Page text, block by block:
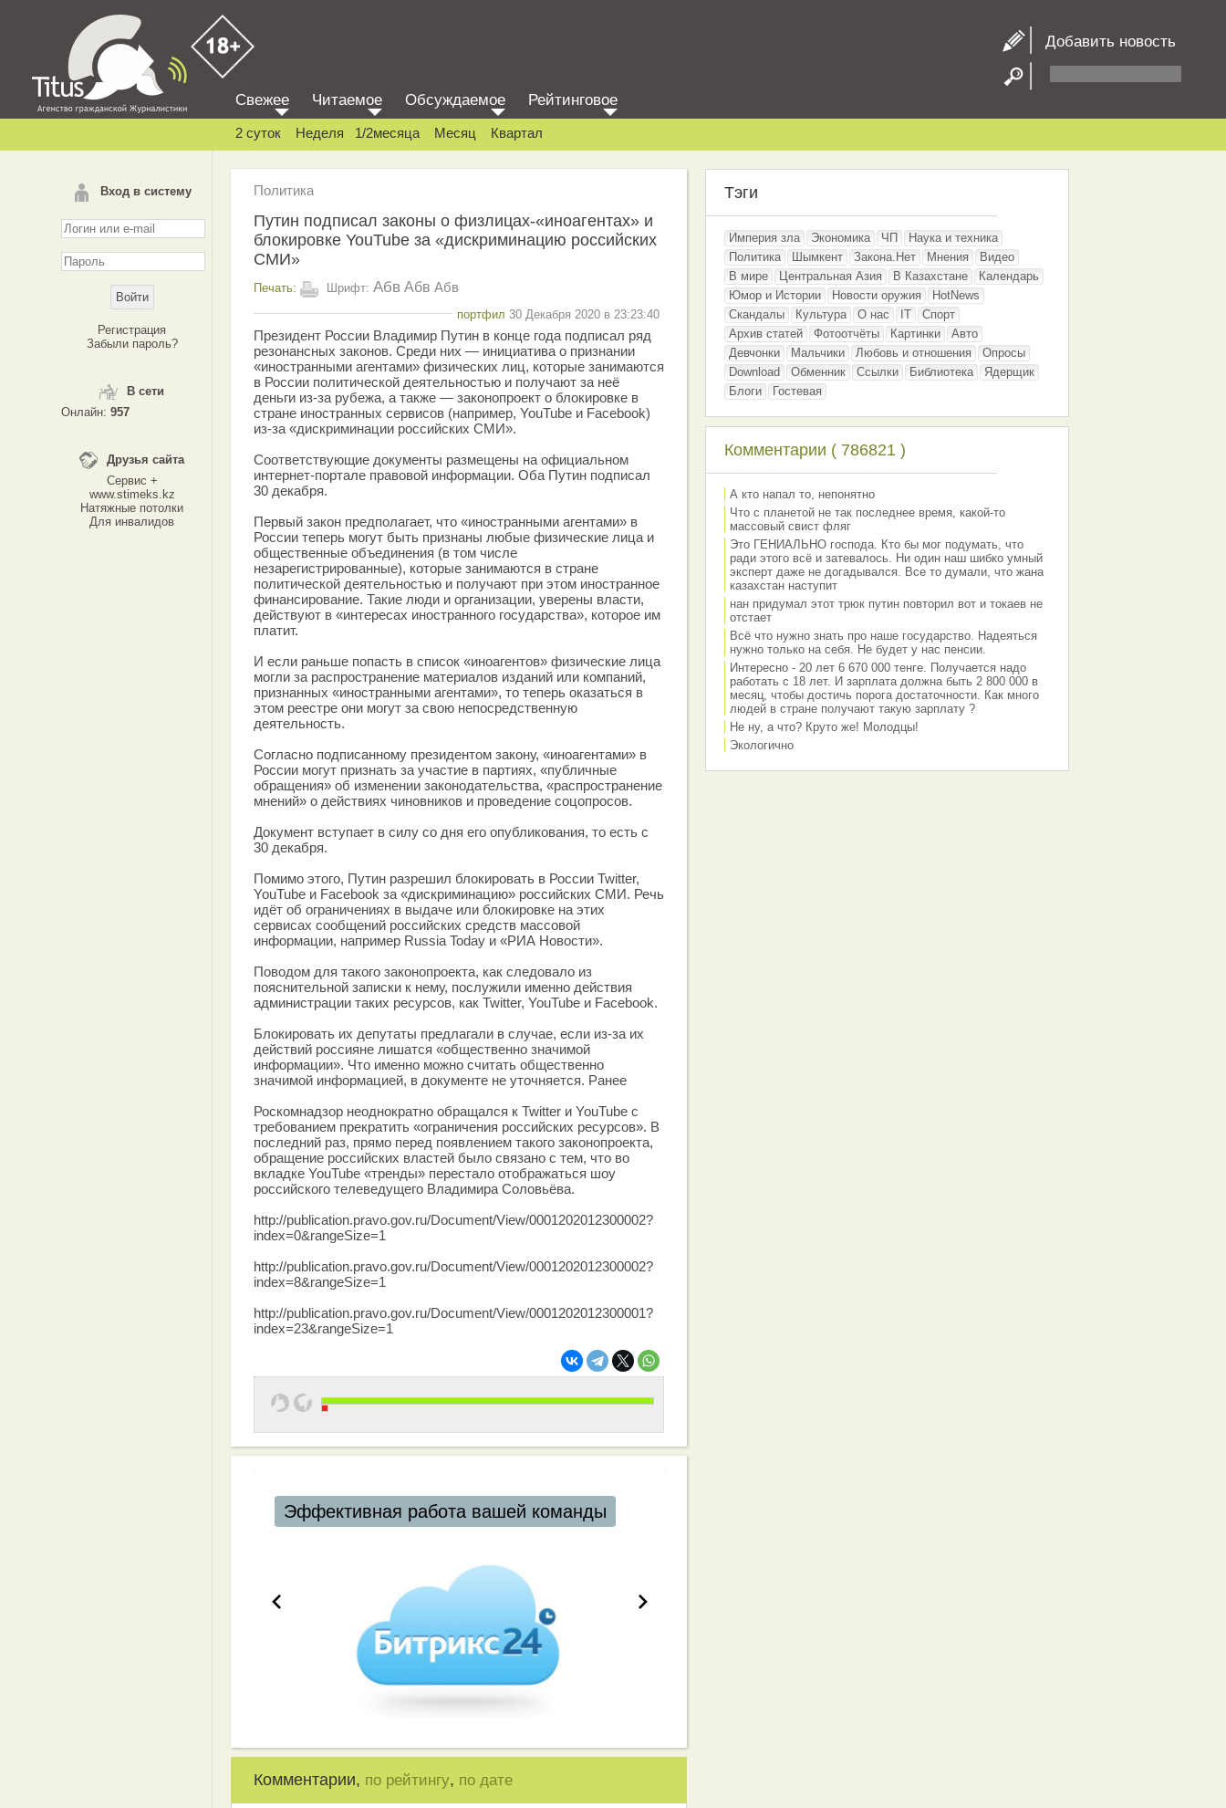
Добавить новость
Вход в систему
Регистрация
Забыли пароль?
В сети
Онлайн: 957
Друзья сайта
Сервис +
www.stimeks.kz
Натяжные потолки
Для инвалидов
Свежее Читаемое Обсуждаемое Рейтинговое
2 суток Неделя 1/2месяца Месяц Квартал
Политика
Путин подписал законы о физлицах-«иноагентах» и
блокировке YouTube за «дискриминацию российских
СМИ»
Печать: Шрифт: Абв Абв Абв
портфил 30 Декабря 2020 в 23:23:40
Президент России Владимир Путин в конце года подписал ряд
резонансных законов. Среди них — инициатива о признании
«иностранными агентами» физических лиц, которые занимаются
в России политической деятельностью и получают за неё
деньги из-за рубежа, а также — законопроект о блокировке в
стране иностранных сервисов (например, YouTube и Facebook)
из-за «дискриминации российских СМИ».
Соответствующие документы размещены на официальном
интернет-портале правовой информации. Оба Путин подписал
30 декабря.
Первый закон предполагает, что «иностранными агентами» в
России теперь могут быть признаны любые физические лица и
общественные объединения (в том числе
незарегистрированные), которые занимаются в стране
политической деятельностью и получают при этом иностранное
финансирование. Такие люди и организации, уверены власти,
действуют в «интересах иностранного государства», которое им
платит.
И если раньше попасть в список «иноагентов» физические лица
могли за распространение материалов изданий или компаний,
признанных «иностранными агентами», то теперь оказаться в
этом реестре они могут за свою непосредственную
деятельность.
Согласно подписанному президентом закону, «иноагентами» в
России могут признать за участие в партиях, «публичные
обращения» об изменении законодательства, «распространение
мнений» о действиях чиновников и проведение соцопросов.
Документ вступает в силу со дня его опубликования, то есть с
30 декабря.
Помимо этого, Путин разрешил блокировать в России Twitter,
YouTube и Facebook за «дискриминацию» российских СМИ. Речь
идёт об ограничениях в выдаче или блокировке на этих
сервисах сообщений российских средств массовой
информации, например Russia Today и «РИА Новости».
Поводом для такого законопроекта, как следовало из
пояснительной записки к нему, послужили именно действия
администрации таких ресурсов, как Twitter, YouTube и Facebook.
Блокировать их депутаты предлагали в случае, если из-за их
действий россияне лишатся «общественно значимой
информации». Что именно можно считать общественно
значимой информацией, в документе не уточняется. Ранее
Роскомнадзор неоднократно обращался к Twitter и YouTube с
требованием прекратить «ограничения российских ресурсов». В
последний раз, прямо перед появлением такого законопроекта,
обращение российских властей было связано с тем, что во
вкладке YouTube «тренды» перестало отображаться шоу
российского телеведущего Владимира Соловьёва.
http://publication.pravo.gov.ru/Document/View/0001202012300002?
index=0&rangeSize=1
http://publication.pravo.gov.ru/Document/View/0001202012300002?
index=8&rangeSize=1
http://publication.pravo.gov.ru/Document/View/0001202012300001?
index=23&rangeSize=1
Эффективная работа вашей команды
Комментарии, по рейтингу, по дате
Тэги
Империя зла Экономика ЧП
Наука и техника
Политика
Шымкент Закона.Нет Мнения
Видео
В мире
Центральная Азия В Казахстане
Календарь
Юмор и Истории
Новости оружия
HotNews
Скандалы
Культура О нас IT
Спорт
Архив статей
Фотоотчёты Картинки
Авто
Девчонки
Мальчики Любовь и отношения
Опросы
Download
Обменник Ссылки Библиотека
Ядерщик
Блоги
Гостевая
Комментарии ( 786821 )
А кто напал то, непонятно
Что с планетой не так последнее время, какой-то
массовый свист фляг
Это ГЕНИАЛЬНО господа. Кто бы мог подумать, что
ради этого всё и затевалось. Ни один наш шибко умный
эксперт даже не догадывался. Все то думали, что жана
казахстан наступит
нан придумал этот трюк путин повторил вот и токаев не
отстает
Всё что нужно знать про наше государство. Надеяться
нужно только на себя. Не будет у нас пенсии.
Интересно - 20 лет 6 670 000 тенге. Получается надо
работать с 18 лет. И зарплата должна быть 2 800 000 в
месяц, чтобы достичь порога достаточности. Как много
людей в стране получают такую зарплату ?
Не ну, а что? Круто же! Молодцы!
Экологично